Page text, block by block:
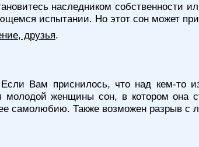
наследником собственности
испытании. Но этот сон может
друзья.
Вам приснилось, что над кем-то
женщины сон, в котором она
ее самолюбию. Также возможен разрыв